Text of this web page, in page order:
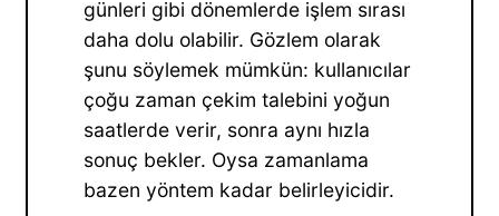
günleri gibi dönemlerde işlem sırası
daha dolu olabilir. Gözlem olarak
şunu söylemek mümkün: kullanıcılar
çoğu zaman çekim talebini yoğun
saatlerde verir, sonra aynı hızla
sonuç bekler. Oysa zamanlama
bazen yöntem kadar belirleyicidir.